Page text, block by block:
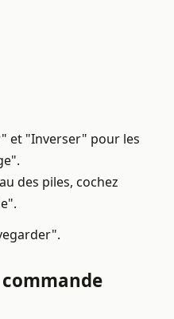
et "Inverser" pour les
des piles, cochez